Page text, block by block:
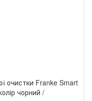
очистки Franke Smart
чорний /